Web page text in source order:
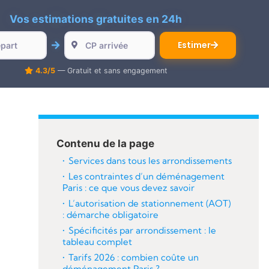
Vos estimations gratuites en 24h
Estimer
4.3/5— Gratuit et sans engagement
Contenu de la page
Services dans tous les arrondissements
Les contraintes d’un déménagement
Paris : ce que vous devez savoir
L’autorisation de stationnement (AOT)
: démarche obligatoire
Spécificités par arrondissement : le
tableau complet
Tarifs 2026 : combien coûte un